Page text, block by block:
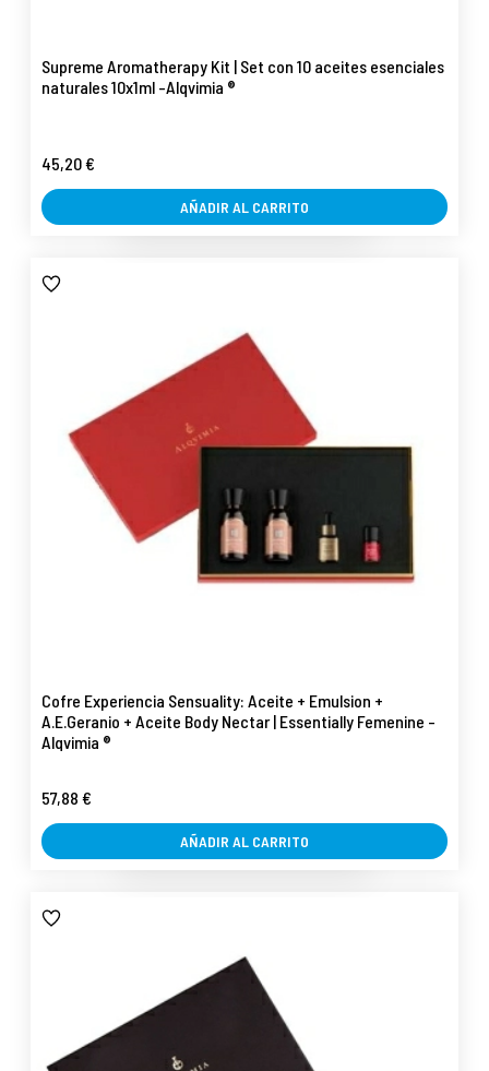
Supreme Aromatherapy Kit | Set con 10 aceites esenciales
naturales 10x1ml -Alqvimia ®
45,20 €
AÑADIR AL CARRITO
Cofre Experiencia Sensuality: Aceite + Emulsion +
A.E.Geranio + Aceite Body Nectar | Essentially Femenine -
Alqvimia ®
57,88 €
AÑADIR AL CARRITO